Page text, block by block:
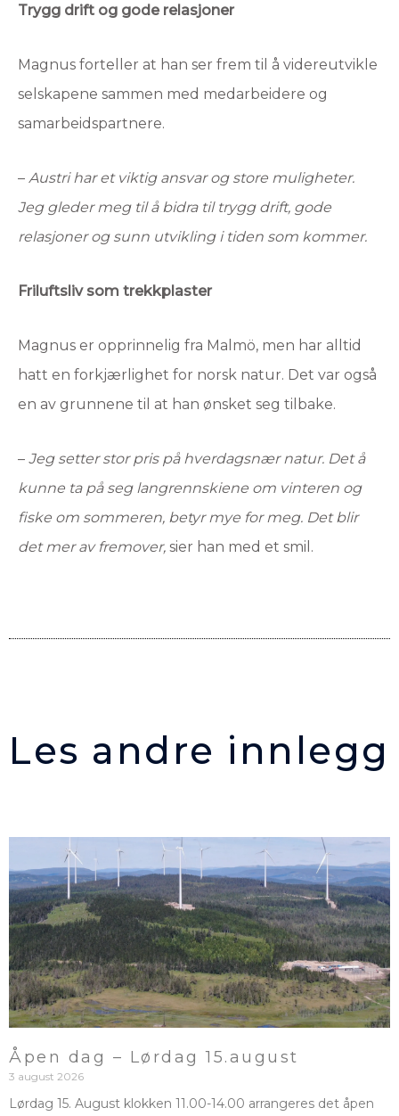
Trygg drift og gode relasjoner
Magnus forteller at han ser frem til å videreutvikle
selskapene sammen med medarbeidere og
samarbeidspartnere.
– Austri har et viktig ansvar og store muligheter.
Jeg gleder meg til å bidra til trygg drift, gode
relasjoner og sunn utvikling i tiden som kommer.
Friluftsliv som trekkplaster
Magnus er opprinnelig fra Malmö, men har alltid
hatt en forkjærlighet for norsk natur. Det var også
en av grunnene til at han ønsket seg tilbake.
– Jeg setter stor pris på hverdagsnær natur. Det å
kunne ta på seg langrennskiene om vinteren og
fiske om sommeren, betyr mye for meg. Det blir
det mer av fremover, sier han med et smil.
Les andre innlegg
Åpen dag – Lørdag 15.august
3 august 2026
Lørdag 15. August klokken 11.00-14.00 arrangeres det åpen